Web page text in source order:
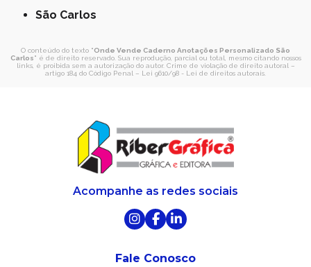
São Carlos
O conteúdo do texto "Onde Vende Caderno Anotações Personalizado São
Carlos" é de direito reservado. Sua reprodução, parcial ou total, mesmo citando nossos
links, é proibida sem a autorização do autor. Crime de violação de direito autoral –
artigo 184 do Código Penal – Lei 9610/98 - Lei de direitos autorais
Acompanhe as redes sociais
Fale Conosco